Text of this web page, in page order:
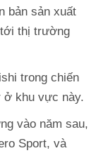
bản sản xuất
thị trường
trong chiến
ở khu vực này.
vào năm sau,
Sport, và